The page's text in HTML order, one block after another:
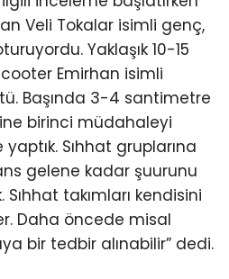
Veli Tokalar isimli genç,
Yaklaşık 10-15
Emirhan isimli
Başında 3-4 santimetre
birinci müdahaleyi
Sıhhat gruplarına
gelene kadar şuurunu
Sıhhat takımları kendisini
Daha öncede misal
bir tedbir alınabilir” dedi.